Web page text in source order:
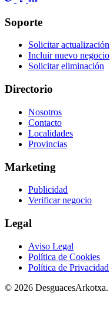
Soporte
Solicitar actualización
Incluir nuevo negocio
Solicitar eliminación
Directorio
Nosotros
Contacto
Localidades
Provincias
Marketing
Publicidad
Verificar negocio
Legal
Aviso Legal
Política de Cookies
Política de Privacidad
© 2026 DesguacesArkotxa.